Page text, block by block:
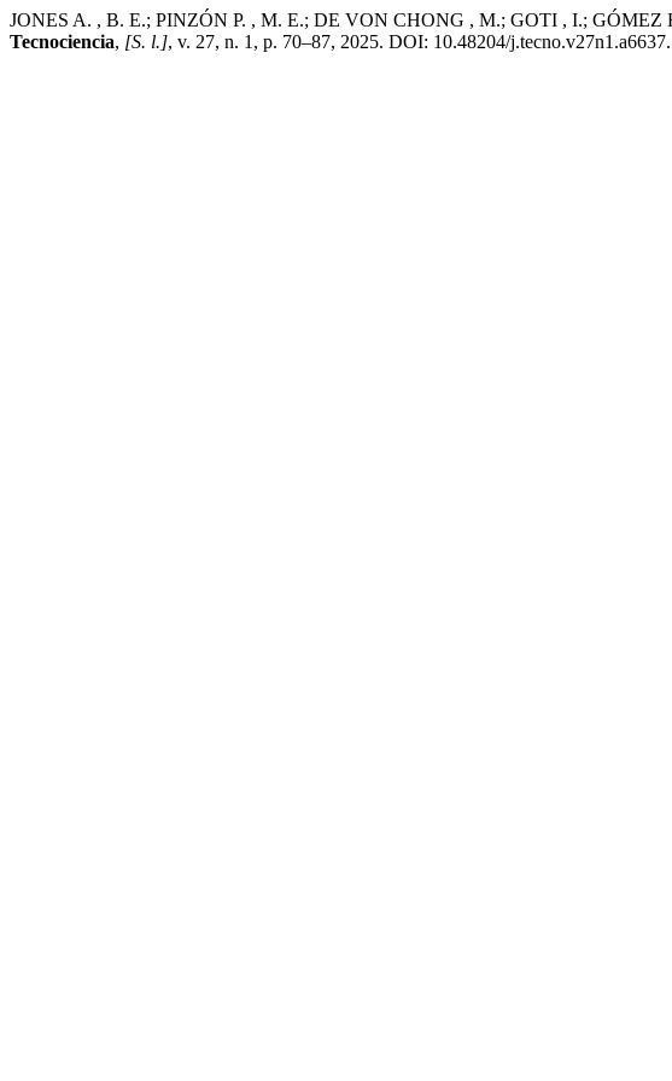
JONES A. , B. E.; PINZÓN P. , M. E.; DE VON CHONG , M.; GOTI , I.; GÓMEZ H.
Tecnociencia, [S. l.], v. 27, n. 1, p. 70–87, 2025. DOI: 10.48204/